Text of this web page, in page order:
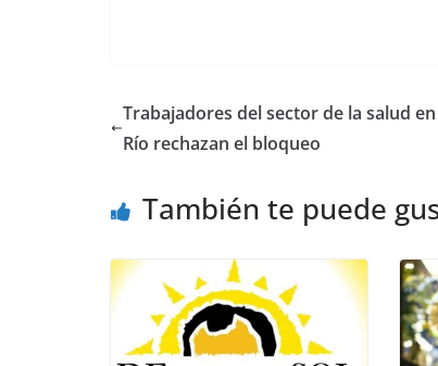
Trabajadores del sector de la salud
Río rechazan el bloqueo
También te puede